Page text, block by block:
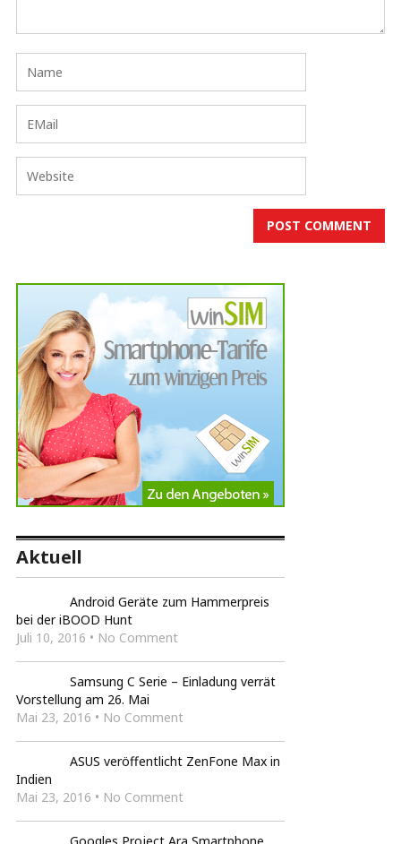
Aktuell
Android Geräte zum Hammerpreis
bei der iBOOD Hunt
Juli 10, 2016 • No Comment
Samsung C Serie – Einladung verrät
Vorstellung am 26. Mai
Mai 23, 2016 • No Comment
ASUS veröffentlicht ZenFone Max in
Indien
Mai 23, 2016 • No Comment